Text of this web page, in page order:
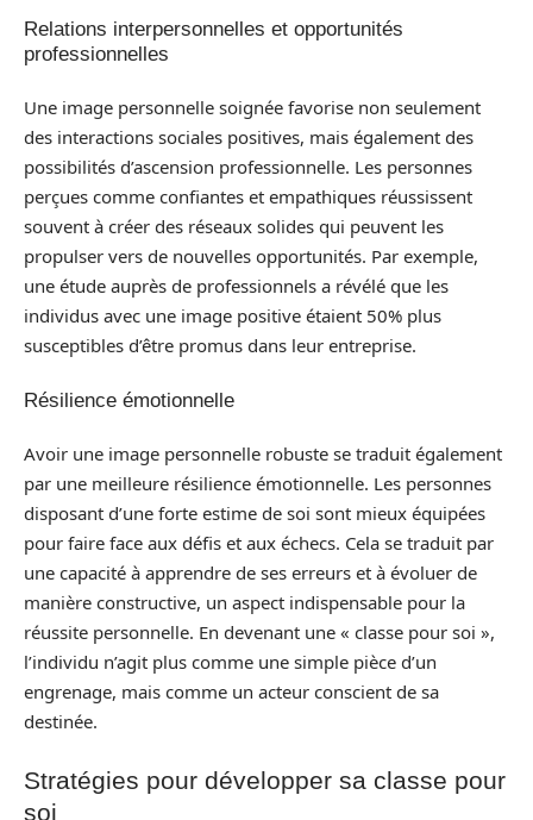
Relations interpersonnelles et opportunités
professionnelles
Une image personnelle soignée favorise non seulement
des interactions sociales positives, mais également des
possibilités d’ascension professionnelle. Les personnes
perçues comme confiantes et empathiques réussissent
souvent à créer des réseaux solides qui peuvent les
propulser vers de nouvelles opportunités. Par exemple,
une étude auprès de professionnels a révélé que les
individus avec une image positive étaient 50% plus
susceptibles d’être promus dans leur entreprise.
Résilience émotionnelle
Avoir une image personnelle robuste se traduit également
par une meilleure résilience émotionnelle. Les personnes
disposant d’une forte estime de soi sont mieux équipées
pour faire face aux défis et aux échecs. Cela se traduit par
une capacité à apprendre de ses erreurs et à évoluer de
manière constructive, un aspect indispensable pour la
réussite personnelle. En devenant une « classe pour soi »,
l’individu n’agit plus comme une simple pièce d’un
engrenage, mais comme un acteur conscient de sa
destinée.
Stratégies pour développer sa classe pour
soi